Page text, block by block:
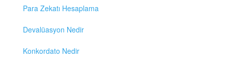
Para Zekatı Hesaplama
Devalüasyon Nedir
Konkordato Nedir